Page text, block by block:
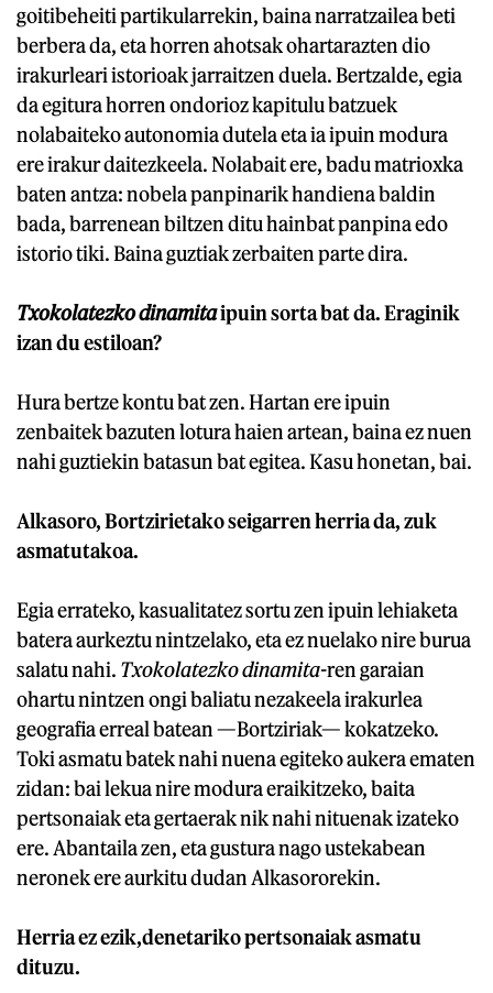
goitibeheiti partikularrekin, baina narratzailea beti
berbera da, eta horren ahotsak ohartarazten dio
irakurleari istorioak jarraitzen duela. Bertzalde, egia
da egitura horren ondorioz kapitulu batzuek
nolabaiteko autonomia dutela eta ia ipuin modura
ere irakur daitezkeela. Nolabait ere, badu matrioxka
baten antza: nobela panpinarik handiena baldin
bada, barrenean biltzen ditu hainbat panpina edo
istorio tiki. Baina guztiak zerbaiten parte dira.
Txokolatezko dinamitaipuin sorta bat da. Eraginik
izan du estiloan?
Hura bertze kontu bat zen. Hartan ere ipuin
zenbaitek bazuten lotura haien artean, baina ez nuen
nahi guztiekin batasun bat egitea. Kasu honetan, bai.
Alkasoro, Bortzirietako seigarren herria da, zuk
asmatutakoa.
Egia errateko, kasualitatez sortu zen ipuin lehiaketa
batera aurkeztu nintzelako, eta ez nuelako nire burua
salatu nahi. Txokolatezko dinamita-ren garaian
ohartu nintzen ongi baliatu nezakeela irakurlea
geografia erreal batean —Bortziriak— kokatzeko.
Toki asmatu batek nahi nuena egiteko aukera ematen
zidan: bai lekua nire modura eraikitzeko, baita
pertsonaiak eta gertaerak nik nahi nituenak izateko
ere. Abantaila zen, eta gustura nago ustekabean
neronek ere aurkitu dudan Alkasororekin.
Herria ez ezik,denetariko pertsonaiak asmatu
dituzu.